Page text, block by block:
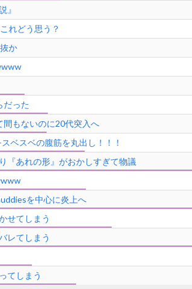
』
れどう思う？
か
だった
もないのに20代突入へ
ベスベの腹筋を丸出し！！！
『あれの形』がおかしすぎて物議
を中心に炎上へ
せてしまう
レてしまう
てしまう